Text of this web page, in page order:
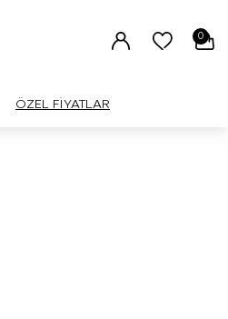
0
ÖZEL FİYATLAR